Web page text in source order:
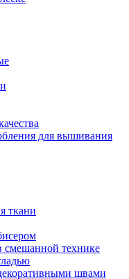
для вышивания
ткани
технике
швами